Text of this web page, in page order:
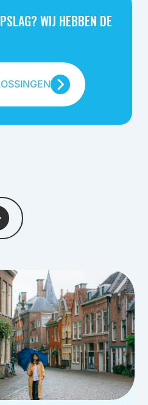
WIJ HEBBEN DE